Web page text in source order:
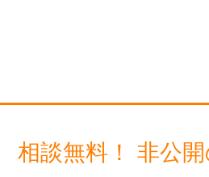
相談無料！ 非公開